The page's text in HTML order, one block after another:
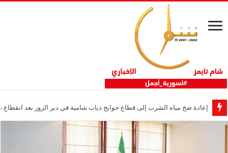
إعادة ضخ مياه الشرب إلى قطاع حوايج ذياب شامية في دير الزور بعد انقطاع دام 12